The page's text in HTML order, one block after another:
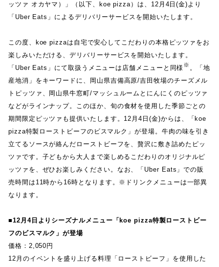
ッツァ オカヤマ ） 」 （ 以下、 koe pizza） は 、 12 月 4 日(金)より
「 Uber Eats 」 によるデリバリーサービスを開始いたします 。
この度、 koe pizzaは自宅で安心してこだわりの本格ピッツァをお
楽しみいただける 、デリバリーサービスを開始いたします 。
「 Uber Eats 」 にて取扱うメニューは店舗メニューと同様 ※ 。 「地
産地消 」 をキーワードに 、
岡山県吉備高原/吉田牧場のチーズメル
トピッツァ 、 岡山県牛窓町/マッシュルームとにんにくのピッツァ
などがラインナップ。 このほか、 旬の食材を使用した季節ごとの
期間限定ピッツァも提供いたします 。 12 月4 日(金)からは 、 「 koe
pizza特製ローストビーフのビスマルク 」が登場。 牛肉の味を引き
立てるソースが絡んだローストビーフを 、贅沢に敷き詰めたピッ
ツァです 。 子どもから大人まで楽しめるこだわりのオリジナルピ
ッツァを 、 ぜひお楽しみください。 なお、 「 Uber Eats 」での販
売時間は 11時から 16時となります 。
※ドリンクメニューは一部異
なります 。
■12月 4日よりシーズナルメニュー 「 koe pizza特製ローストビー
フのビスマルク 」が登場
価格 ： 2,050 円
12月のイベントを盛り上げる料理 「 ローストビーフ 」 を使用した